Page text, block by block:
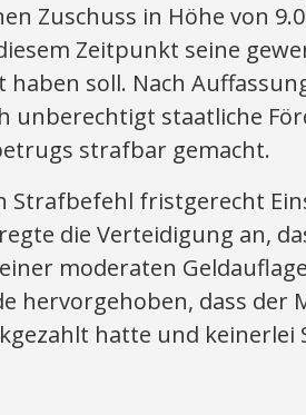
Zuschuss in Höhe von
Zeitpunkt seine
soll. Nach
unberechtigt staatliche
strafbar gemacht.
Strafbefehl fristgerecht
die Verteidigung an,
moderaten
hervorgehoben, dass der
hatte und keinerlei